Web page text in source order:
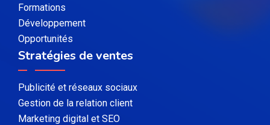
Formations
Développement
Opportunités
Stratégies de ventes
Publicité et réseaux sociaux
Gestion de la relation client
Marketing digital et SEO